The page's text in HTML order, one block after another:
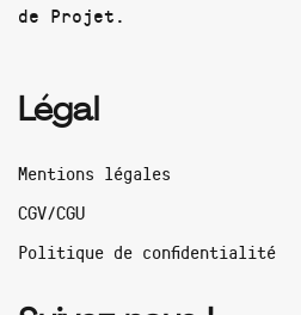
de Projet.
Légal
Mentions légales
CGV/CGU
Politique de confidentialité